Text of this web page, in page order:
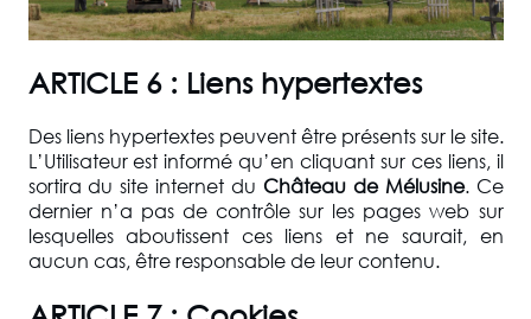
ARTICLE 6 : Liens hypertextes
Des liens hypertextes peuvent être présents sur le site.
L’Utilisateur est informé qu’en cliquant sur ces liens, il
sortira du site internet du Château de Mélusine. Ce
dernier n’a pas de contrôle sur les pages web sur
lesquelles aboutissent ces liens et ne saurait, en
aucun cas, être responsable de leur contenu.